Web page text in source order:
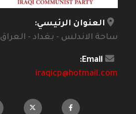
العنوان الرئيسي:
ساحة الاندلس - بغداد - العراق
Email:
iraqicp@hotmail.com